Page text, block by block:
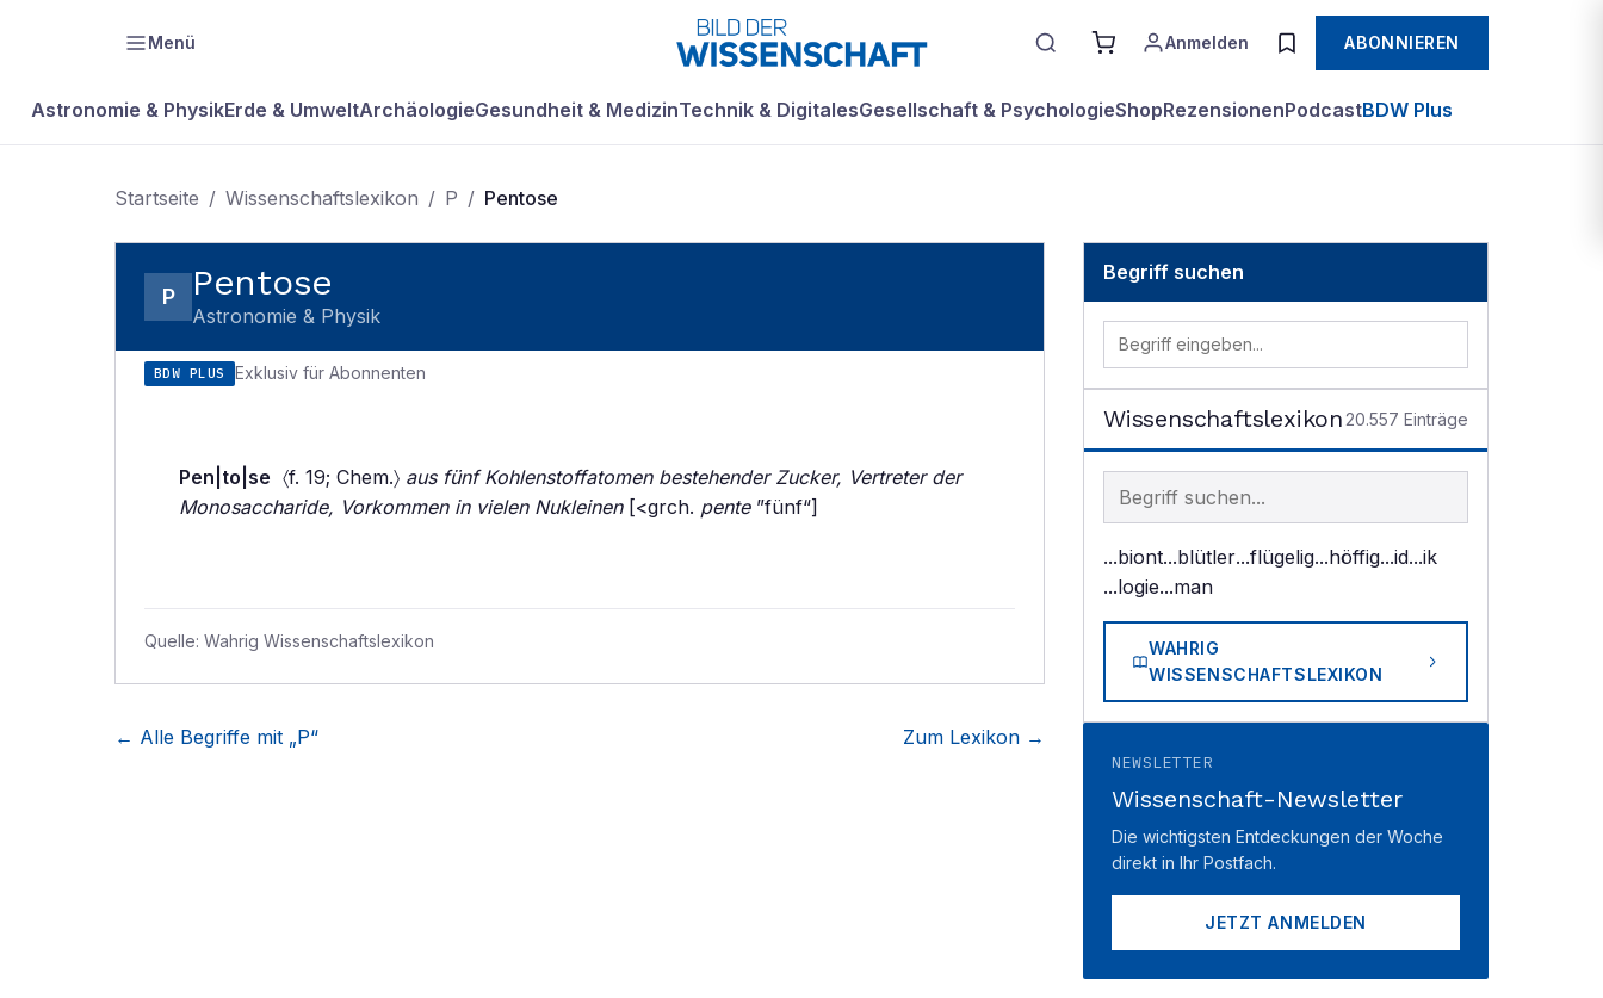
Menü Anmelden ABONNIEREN
Astronomie & PhysikErde & UmweltArchäologieGesundheit & MedizinTechnik & DigitalesGesellschaft & PsychologieShopRezensionenPodcastBDW Plus
Startseite / Wissenschaftslexikon / P / Pentose
P Pentose
Astronomie & Physik
BDW PLUS Exklusiv für Abonnenten
Pen|to|se 〈f. 19; Chem.〉 aus fünf Kohlenstoffatomen bestehender Zucker, Vertreter der
Monosaccharide, Vorkommen in vielen Nukleinen[<grch. pente”fünf“]
Quelle: Wahrig Wissenschaftslexikon
← Alle Begriffe mit „P“ Zum Lexikon →
Begriff suchen
Wissenschaftslexikon 20.557 Einträge
Begriff im Lexikon suchen
...biont...blütler...flügelig...höffig...id...ik
...logie...man
WAHRIG
WISSENSCHAFTSLEXIKON
NEWSLETTER
Wissenschaft-Newsletter
Die wichtigsten Entdeckungen der Woche
direkt in Ihr Postfach.
JETZT ANMELDEN